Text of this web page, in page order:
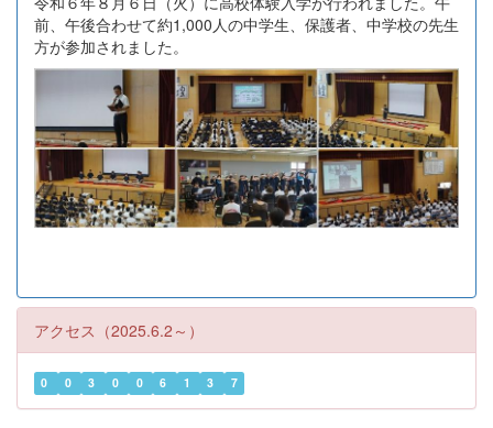
前、午後合わせて約1,000人の中学生、保護者、中学校の先生
方が参加されました。
アクセス（2025.6.2～）
0 0 3 0 0 6 1 3 7